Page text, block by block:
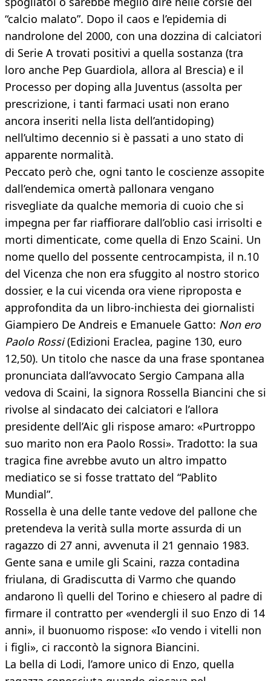
“calcio malato”. Dopo il caos e l’epidemia di
nandrolone del 2000, con una dozzina di calciatori
di Serie A trovati positivi a quella sostanza (tra
loro anche Pep Guardiola, allora al Brescia) e il
Processo per doping alla Juventus (assolta per
prescrizione, i tanti farmaci usati non erano
ancora inseriti nella lista dell’antidoping)
nell’ultimo decennio si è passati a uno stato di
apparente normalità.
Peccato però che, ogni tanto le coscienze assopite
dall’endemica omertà pallonara vengano
risvegliate da qualche memoria di cuoio che si
impegna per far riaffiorare dall’oblio casi irrisolti e
morti dimenticate, come quella di Enzo Scaini. Un
nome quello del possente centrocampista, il n.10
del Vicenza che non era sfuggito al nostro storico
dossier, e la cui vicenda ora viene riproposta e
approfondita da un libro-inchiesta dei giornalisti
Giampiero De Andreis e Emanuele Gatto: Non ero
Paolo Rossi(Edizioni Eraclea, pagine 130, euro
12,50). Un titolo che nasce da una frase spontanea
pronunciata dall’avvocato Sergio Campana alla
vedova di Scaini, la signora Rossella Biancini che si
rivolse al sindacato dei calciatori e l’allora
presidente dell’Aic gli rispose amaro: «Purtroppo
suo marito non era Paolo Rossi». Tradotto: la sua
tragica fine avrebbe avuto un altro impatto
mediatico se si fosse trattato del “Pablito
Mundial”.
Rossella è una delle tante vedove del pallone che
pretendeva la verità sulla morte assurda di un
ragazzo di 27 anni, avvenuta il 21 gennaio 1983.
Gente sana e umile gli Scaini, razza contadina
friulana, di Gradiscutta di Varmo che quando
andarono lì quelli del Torino e chiesero al padre di
firmare il contratto per «vendergli il suo Enzo di 14
anni», il buonuomo rispose: «Io vendo i vitelli non
i figli», ci raccontò la signora Biancini.
La bella di Lodi, l’amore unico di Enzo, quella